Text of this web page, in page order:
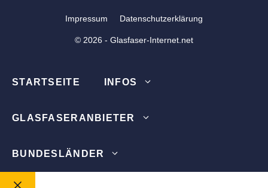
Impressum Datenschutzerklärung
© 2026 - Glasfaser-Internet.net
STARTSEITE INFOS
GLASFASERANBIETER
BUNDESLÄNDER